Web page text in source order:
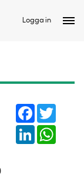
Logga in
Facebook
LinkedIn